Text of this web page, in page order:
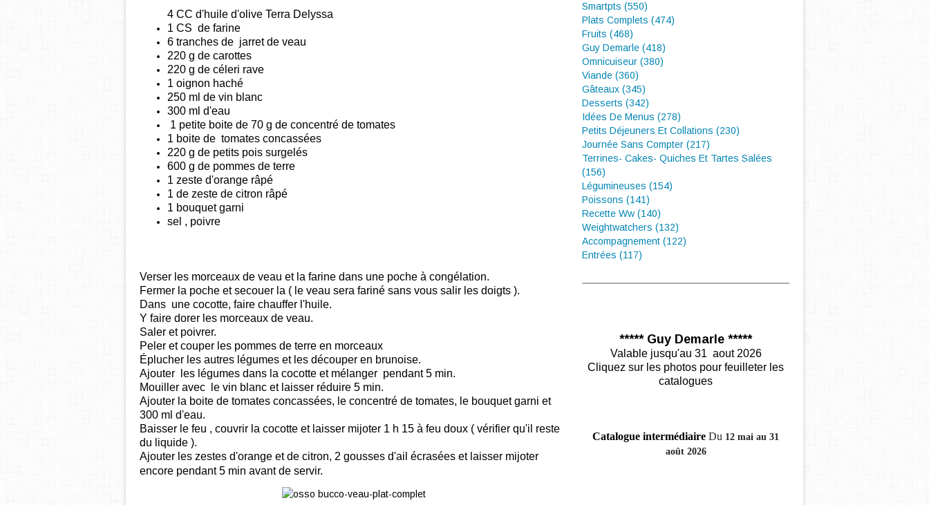
4 CC d'huile d'olive Terra Delyssa
1 CS de farine
6 tranches de jarret de veau
220 g de carottes
220 g de céleri rave
1 oignon haché
250 ml de vin blanc
300 ml d'eau
1 petite boite de 70 g de concentré de tomates
1 boite de tomates concassées
220 g de petits pois surgelés
600 g de pommes de terre
1 zeste d'orange râpé
1 de zeste de citron râpé
1 bouquet garni
sel , poivre
Verser les morceaux de veau et la farine dans une poche à congélation.
Fermer la poche et secouer la ( le veau sera fariné sans vous salir les doigts ).
Dans une cocotte, faire chauffer l'huile.
Y faire dorer les morceaux de veau.
Saler et poivrer.
Peler et couper les pommes de terre en morceaux
Éplucher les autres légumes et les découper en brunoise.
Ajouter les légumes dans la cocotte et mélanger pendant 5 min.
Mouiller avec le vin blanc et laisser réduire 5 min.
Ajouter la boite de tomates concassées, le concentré de tomates, le bouquet garni et
300 ml d'eau.
Baisser le feu , couvrir la cocotte et laisser mijoter 1 h 15 à feu doux ( vérifier qu'il reste
du liquide ).
Ajouter les zestes d'orange et de citron, 2 gousses d'ail écrasées et laisser mijoter
encore pendant 5 min avant de servir.
Smartpts (550)
Plats Complets (474)
Fruits (468)
Guy Demarle (418)
Omnicuiseur (380)
Viande (360)
Gâteaux (345)
Desserts (342)
Idées De Menus (278)
Petits Déjeuners Et Collations (230)
Journée Sans Compter (217)
Terrines- Cakes- Quiches Et Tartes Salées
(156)
Légumineuses (154)
Poissons (141)
Recette Ww (140)
Weightwatchers (132)
Accompagnement (122)
Entrées (117)
***** Guy Demarle *****
Valable jusqu'au 31 aout 2026
Cliquez sur les photos pour feuilleter les
catalogues
Catalogue intermédiaire Du 12 mai au 31
août 2026